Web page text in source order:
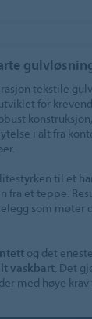
tekstile
for
i alt fra
til et
fra et teppe.
som møter
og det
vaskbart. Det
med høye